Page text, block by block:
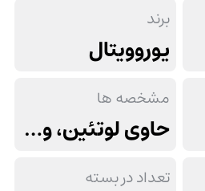
برند
یوروویتال
مشخصه ها
حاوی لوتئین، ویتامین های E، C، A و روی, غنی از آنتی اکسیدان ها, نگهداری از شبکیه چشم
تعداد در بسته